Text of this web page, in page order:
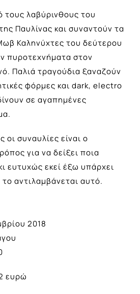
τους λαβύρινθους του
Παυλίνας και συναντούν τα
Καληνύχτες του δεύτερου
πυροτεχνήματα στον
Παλιά τραγούδια ξαναζούν
φόρμες και dark, electro
σε αγαπημένες
οι συναυλίες είναι ο
για να δείξει ποια
ευτυχώς εκεί έξω υπάρχει
αντιλαμβάνεται αυτό.
2018
ευρώ